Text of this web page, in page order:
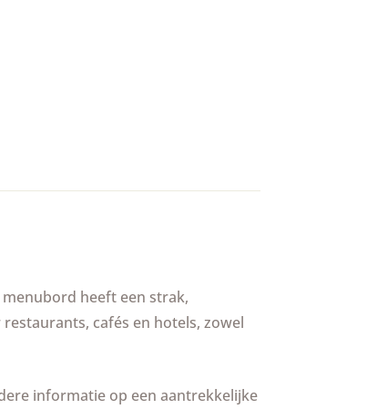
heeft een strak,
cafés en hotels, zowel
informatie op een aantrekkelijke